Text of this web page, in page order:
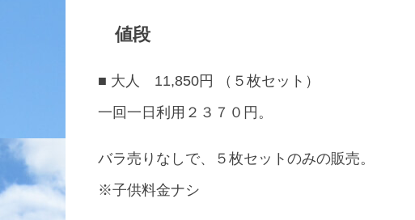
値段
■ 大人 11,850円 （５枚セット）
一回一日利用２３７０円。
バラ売りなしで、５枚セットのみの販売。
※子供料金ナシ